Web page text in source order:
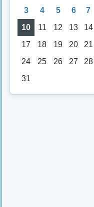
3
4 5 6 7
10
11 12 13 14
17
18 19 20 21
24
25 26 27 28
31